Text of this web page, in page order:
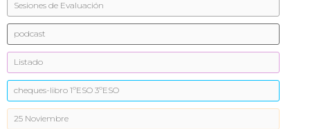
Sesiones de Evaluación
podcast
Listado
cheques-libro 1ºESO 3ºESO
25 Noviembre